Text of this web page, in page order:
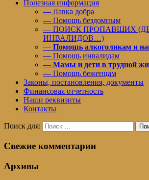
Полезная информация
— Лавка добра
— Помощь бездомным
— ПОИСК ПРОПАВШИХ
ИНВАЛИДОВ…)
— Помощь алкоголикам и
— Помощь инвалидам
— Мамы и дети в трудной
— Помощь беженцам
Законы, постановления, документы
Финансовая отчетность
Наши реквизиты
Контакты
Поиск для:
Свежие комментарии
Архивы